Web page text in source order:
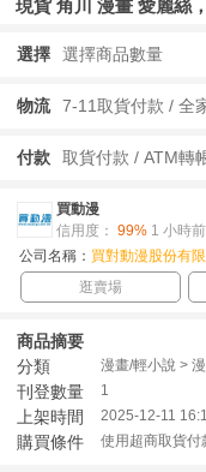
現貨 角川 漫畫 愛麗絲
選擇 選擇商品數量
物流
付款 取貨付款 / ATM轉
買動漫
信用度： 99% 1 小時
公司名稱： 買對動漫股份有
逛賣場
商品摘要
分類
漫畫/輕小說 >
刊登數量 1
上架時間 2025-12-11
購買條件 使用超商取貨